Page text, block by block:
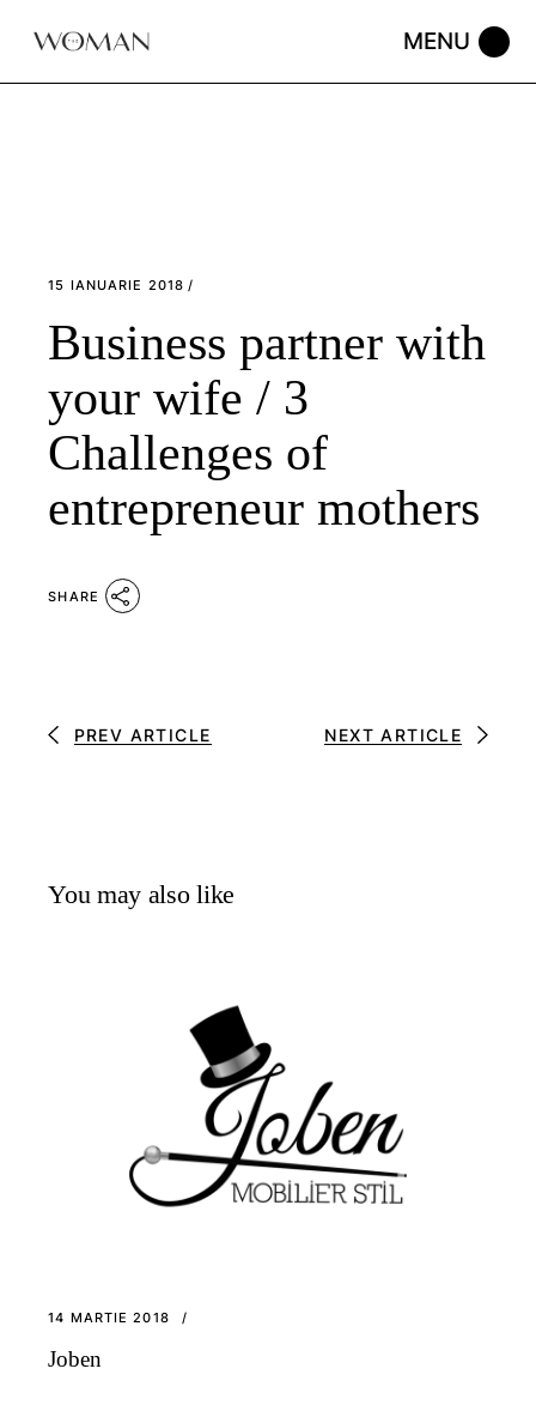
15 IANUARIE 2018
Business partner with
your wife / 3
Challenges of
entrepreneur mothers
SHARE
PREV ARTICLE NEXT ARTICLE
You may also like
14 MARTIE 2018
Joben